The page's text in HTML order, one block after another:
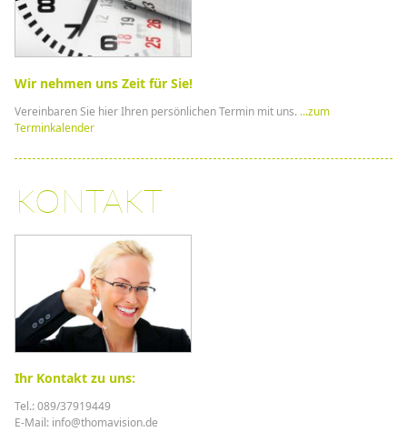
Wir nehmen uns Zeit für Sie!
Vereinbaren Sie hier Ihren persönlichen Termin mit uns. ...zum
Terminkalender
KONTAKT
Ihr Kontakt zu uns:
Tel.: 089/37919449
E-Mail: info@thomavision.de